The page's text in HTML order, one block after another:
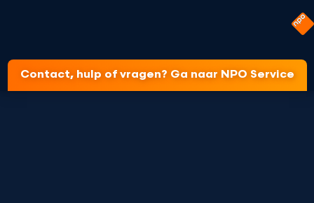
Contact, hulp of vragen? Ga naar NPO Service